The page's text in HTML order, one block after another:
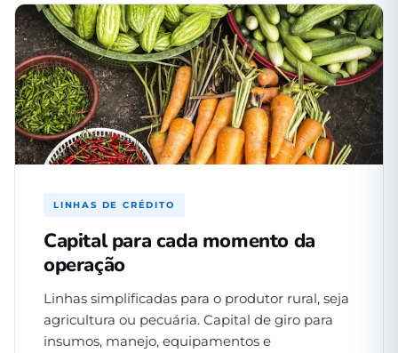
LINHAS DE CRÉDITO
Capital para cada momento da
operação
Linhas simplificadas para o produtor rural, seja
agricultura ou pecuária. Capital de giro para
insumos, manejo, equipamentos e